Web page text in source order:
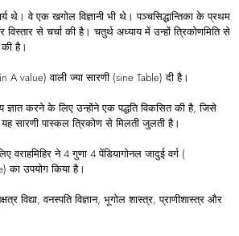
थे। वे एक खगोल विज्ञानी भी थे। पञ्चसिद्धान्तिका के प्रथम
विस्तार से चर्चा की है। चतुर्थ अध्याय में उन्हों त्रिकोणमिति से
की है।
A value) वाली ज्या सारणी (sine Table) दी है।
करने के लिए उन्होंने एक पद्धति विकसित की है, जिसे
यह सारणी पास्कल त्रिकोण से मिलती जुलती है।
वराहमिहिर ने 4 गुणा 4 पेंडियागोनल जादुई वर्ग (
का उपयोग किया है।
विद्या, वनस्पति विज्ञान, भूगोल शास्त्र, प्राणीशास्त्र और